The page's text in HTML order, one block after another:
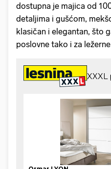
dostupna je majica od
detaljima i gušćom,
klasičan i elegantan, što
poslovne tako i za